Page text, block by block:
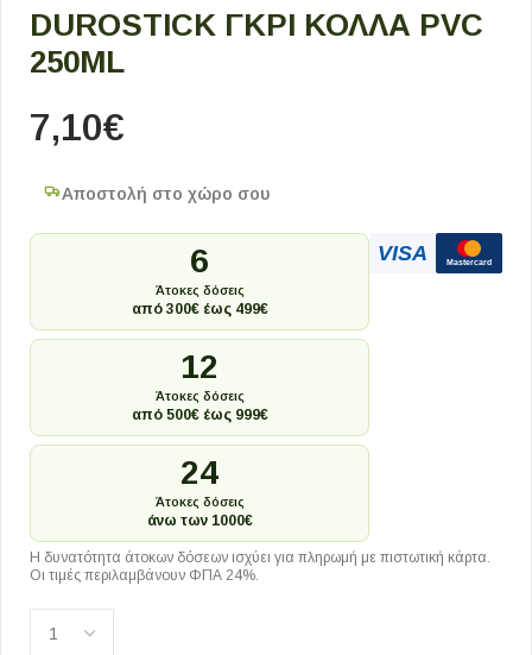
DUROSTICK ΓΚΡΙ ΚΟΛΛΑ PVC
250ML
7,10€
Αποστολή στο χώρο σου
6
Άτοκες δόσεις
από 300€ έως 499€
12
Άτοκες δόσεις
από 500€ έως 999€
24
Άτοκες δόσεις
άνω των 1000€
VISA Mastercard
Η δυνατότητα άτοκων δόσεων ισχύει για πληρωμή με πιστωτική κάρτα.
Οι τιμές περιλαμβάνουν ΦΠΑ 24%.